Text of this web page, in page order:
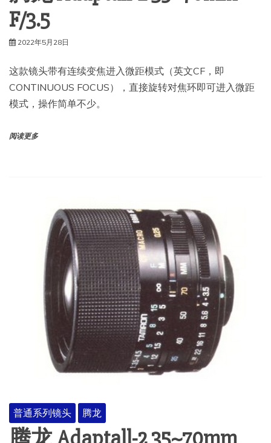
F/3.5
2022年5月28日
这款镜头带有连续变焦进入微距模式（英文CF，即
CONTINUOUS FOCUS），直接旋转对焦环即可进入微距
模式，操作简单不少。
阅读更多
普通系列镜头 腾龙